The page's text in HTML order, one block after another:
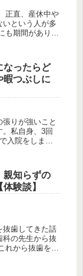
正直、産休中や
という人が多
も期間がありま
なったらど
暇つぶしに
りが強いこと
私自身、3回
入院をしまし
親知らずの
験談】
抜歯してきた話
の先生から抜
から抜歯を考